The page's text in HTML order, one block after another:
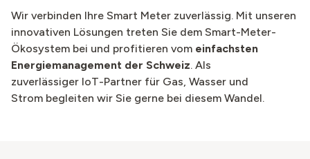
Wir verbinden Ihre Smart Meter zuverlässig.​ Mit unseren
innovativen Lösungen treten Sie dem Smart-Meter-
Ökosystem bei und profitieren vom einfachsten
Energiemanagement der Schweiz. Als
zuverlässiger IoT-Partner für Gas, Wasser und
Strom begleiten wir Sie gerne bei diesem Wandel.